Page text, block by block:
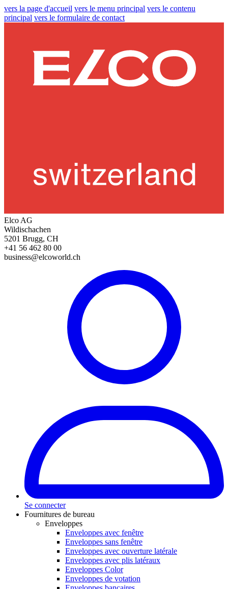
vers la page d'accueil vers le menu principal vers le contenu
principal vers le formulaire de contact
Elco AG
Wildischachen
5201 Brugg, CH
+41 56 462 80 00
business@elcoworld.ch
Se connecter
Fournitures de bureau
Enveloppes
Enveloppes avec fenêtre
Enveloppes sans fenêtre
Enveloppes avec ouverture latérale
Enveloppes avec plis latéraux
Enveloppes Color
Enveloppes de votation